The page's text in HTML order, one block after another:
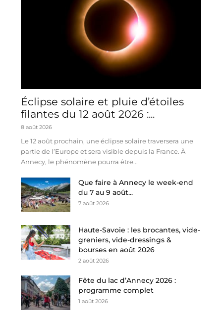
Éclipse solaire et pluie d’étoiles
filantes du 12 août 2026 :...
8 août 2026
Le 12 août prochain, une éclipse solaire traversera une
partie de l’Europe et sera visible depuis la France. À
Annecy, le phénomène pourra être...
Que faire à Annecy le week-end
du 7 au 9 août...
7 août 2026
Haute-Savoie : les brocantes, vide-
greniers, vide-dressings &
bourses en août 2026
2 août 2026
Fête du lac d’Annecy 2026 :
programme complet
1 août 2026